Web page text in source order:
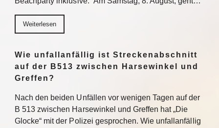
Weiterlesen
Wie unfallanfällig ist Streckenabschnitt
auf der B513 zwischen Harsewinkel und
Greffen?
Nach den beiden Unfällen vor wenigen Tagen auf der
B 513 zwischen Harsewinkel und Greffen hat „Die
Glocke“ mit der Polizei gesprochen. Wie unfallanfällig